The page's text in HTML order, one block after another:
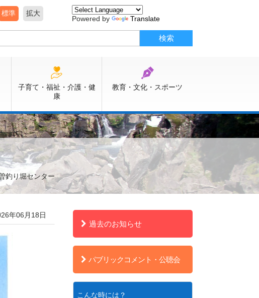
標準 拡大
Powered by Translate
子育て・福祉・介護・健
康
教育・文化・スポーツ
釣り堀センター
年06月18日
過去のお知らせ
パブリックコメント・公聴会
こんな時には？